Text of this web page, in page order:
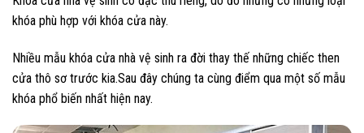
khóa phù hợp với khóa cửa này.
Nhiều mẫu khóa cửa nhà vệ sinh ra đời thay thế những chiếc then
cửa thô sơ trước kia.Sau đây chúng ta cùng điểm qua một số mẫu
khóa phổ biến nhất hiện nay.